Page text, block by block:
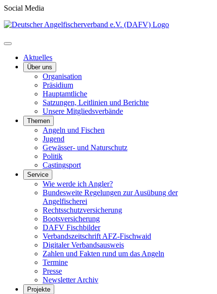
Social Media
Aktuelles
Über uns
Organisation
Präsidium
Hauptamtliche
Satzungen, Leitlinien und Berichte
Unsere Mitgliedsverbände
Themen
Angeln und Fischen
Jugend
Gewässer- und Naturschutz
Politik
Castingsport
Service
Wie werde ich Angler?
Bundesweite Regelungen zur Ausübung der
Angelfischerei
Rechtsschutzversicherung
Bootsversicherung
DAFV Fischbilder
Verbandszeitschrift AFZ-Fischwaid
Digitaler Verbandsausweis
Zahlen und Fakten rund um das Angeln
Termine
Presse
Newsletter Archiv
Projekte